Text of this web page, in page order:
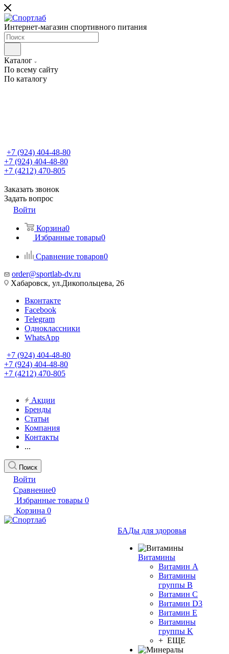
Интернет-магазин спортивного питания
Каталог
По всему сайту
По каталогу
+7 (924) 404-48-80
+7 (924) 404-48-80
+7 (4212) 470-805
Заказать звонок
Задать вопрос
Войти
Корзина0
Избранные товары0
Сравнение товаров0
order@sportlab-dv.ru
Хабаровск, ул.Дикопольцева, 26
Вконтакте
Facebook
Telegram
Одноклассники
WhatsApp
+7 (924) 404-48-80
+7 (924) 404-48-80
+7 (4212) 470-805
Акции
Бренды
Статьи
Компания
Контакты
...
Поиск
Войти
Сравнение0
Избранные товары 0
Корзина 0
БАДы для здоровья
Витамины
Витамин А
Витамины
группы B
Витамин C
Витамин D3
Витамин E
Витамины
группы K
+ ЕЩЕ